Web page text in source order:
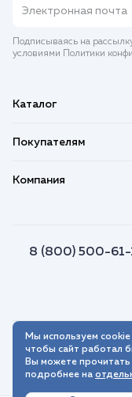
Подписываясь на
условиями Политики
Каталог
Покупателям
Компания
8 (800) 500-61-
© 2018–2026.
Мы используем
чтобы сайт работал
Вы можете
подробнее на